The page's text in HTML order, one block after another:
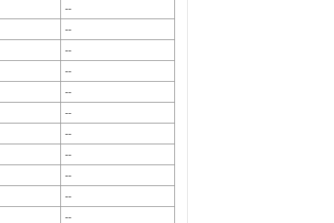
--
--
--
--
--
--
--
--
--
--
--